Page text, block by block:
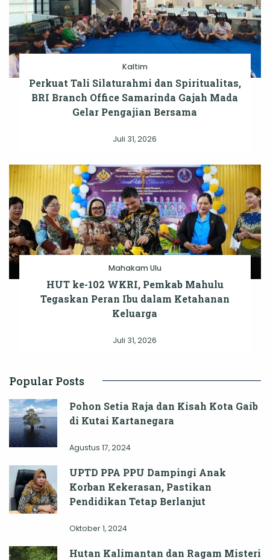
Kaltim
Perkuat Tali Silaturahmi dan Spiritualitas,
BRI Branch Office Samarinda Gajah Mada
Gelar Pengajian Bersama
Juli 31, 2026
Mahakam Ulu
HUT ke-102 WKRI, Pemkab Mahulu
Tegaskan Peran Ibu dalam Ketahanan
Keluarga
Juli 31, 2026
Popular Posts
Pohon Setia Raja dan Kisah Kota Gaib
di Kutai Kartanegara
Agustus 17, 2024
UPTD PPA PPU Dampingi Anak
Korban Kekerasan, Pastikan
Pendidikan Tetap Berlanjut
Oktober 1, 2024
Hutan Kalimantan dan Ragam Misteri